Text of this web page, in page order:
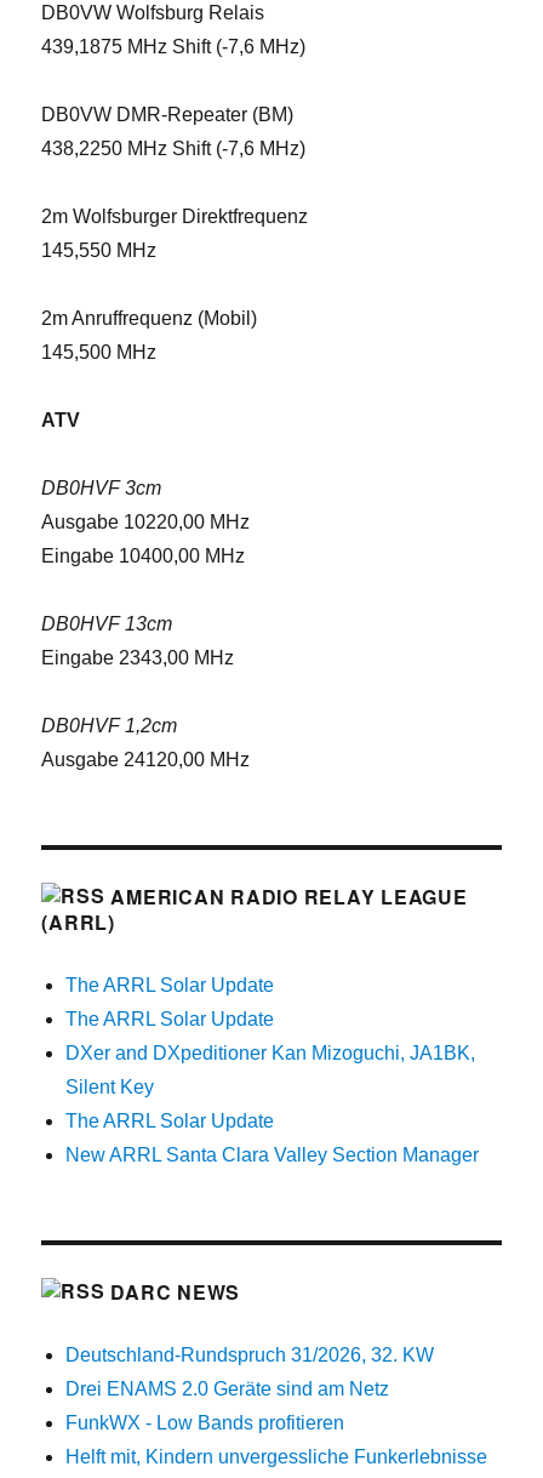
DB0VW Wolfsburg Relais
439,1875 MHz Shift (-7,6 MHz)
DB0VW DMR-Repeater (BM)
438,2250 MHz Shift (-7,6 MHz)
2m Wolfsburger Direktfrequenz
145,550 MHz
2m Anruffrequenz (Mobil)
145,500 MHz
ATV
DB0HVF 3cm
Ausgabe 10220,00 MHz
Eingabe 10400,00 MHz
DB0HVF 13cm
Eingabe 2343,00 MHz
DB0HVF 1,2cm
Ausgabe 24120,00 MHz
AMERICAN RADIO RELAY LEAGUE
(ARRL)
The ARRL Solar Update
The ARRL Solar Update
DXer and DXpeditioner Kan Mizoguchi, JA1BK,
Silent Key
The ARRL Solar Update
New ARRL Santa Clara Valley Section Manager
DARC NEWS
Deutschland-Rundspruch 31/2026, 32. KW
Drei ENAMS 2.0 Geräte sind am Netz
FunkWX - Low Bands profitieren
Helft mit, Kindern unvergessliche Funkerlebnisse